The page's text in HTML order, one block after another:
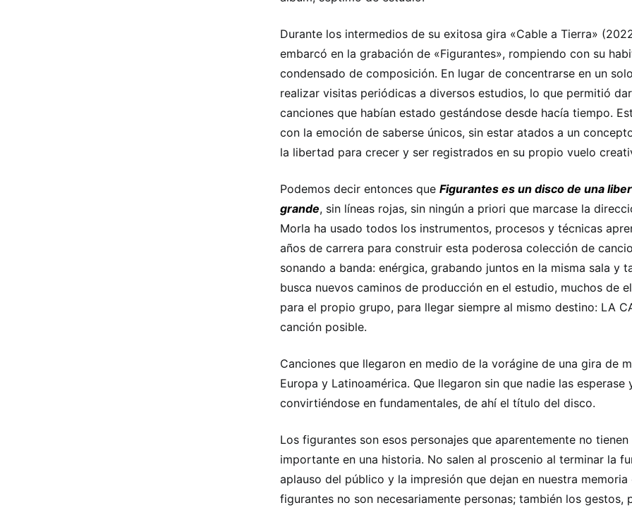
Durante los intermedios de su exitosa gira «Cable a Tierra»
embarcó en la grabación de «Figurantes», rompiendo con su
condensado de composición. En lugar de concentrarse en un
realizar visitas periódicas a diversos estudios, lo que permitió
canciones que habían estado gestándose desde hacía tiempo.
con la emoción de saberse únicos, sin estar atados a un
la libertad para crecer y ser registrados en su propio vuelo
Podemos decir entonces que Figurantes es un disco de una
grande, sin líneas rojas, sin ningún a priori que marcase la
Morla ha usado todos los instrumentos, procesos y técnicas
años de carrera para construir esta poderosa colección de
sonando a banda: enérgica, grabando juntos en la misma sala y
busca nuevos caminos de producción en el estudio, muchos de
para el propio grupo, para llegar siempre al mismo destino: LA
canción posible.
Canciones que llegaron en medio de la vorágine de una gira de
Europa y Latinoamérica. Que llegaron sin que nadie las esperase
convirtiéndose en fundamentales, de ahí el título del disco.
Los figurantes son esos personajes que aparentemente no
importante en una historia. No salen al proscenio al terminar la
aplauso del público y la impresión que dejan en nuestra memoria
figurantes no son necesariamente personas; también los gestos,